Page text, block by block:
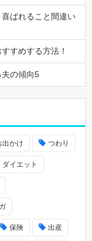
ばれること間違い
すめする方法！
の傾向5
出かけ つわり
ダイエット
保険 出産